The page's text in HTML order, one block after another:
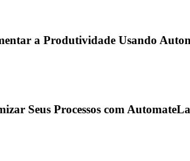
a Produtividade Usando
Seus Processos com